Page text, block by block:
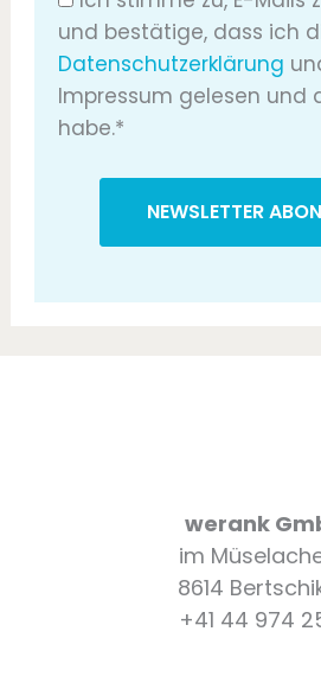
und bestätige, dass ich
Datenschutzerklärung
Impressum gelesen und
habe.*
werank
im
8614
+41 44 974